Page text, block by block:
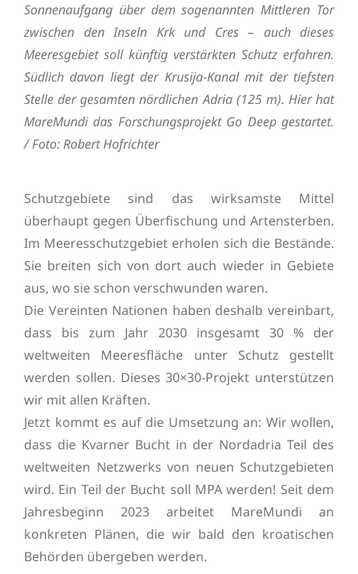
Sonnenaufgang über dem sogenannten Mittleren Tor
zwischen den Inseln Krk und Cres – auch dieses
Meeresgebiet soll künftig verstärkten Schutz erfahren.
Südlich davon liegt der Krusija-Kanal mit der tiefsten
Stelle der gesamten nördlichen Adria (125 m). Hier hat
MareMundi das Forschungsprojekt Go Deep gestartet.
/ Foto: Robert Hofrichter
Schutzgebiete sind das wirksamste Mittel
überhaupt gegen Überfischung und Artensterben.
Im Meeresschutzgebiet erholen sich die Bestände.
Sie breiten sich von dort auch wieder in Gebiete
aus, wo sie schon verschwunden waren.
Die Vereinten Nationen haben deshalb vereinbart,
dass bis zum Jahr 2030 insgesamt 30 % der
weltweiten Meeresfläche unter Schutz gestellt
werden sollen. Dieses 30×30-Projekt unterstützen
wir mit allen Kräften.
Jetzt kommt es auf die Umsetzung an: Wir wollen,
dass die Kvarner Bucht in der Nordadria Teil des
weltweiten Netzwerks von neuen Schutzgebieten
wird. Ein Teil der Bucht soll MPA werden! Seit dem
Jahresbeginn 2023 arbeitet MareMundi an
konkreten Plänen, die wir bald den kroatischen
Behörden übergeben werden.